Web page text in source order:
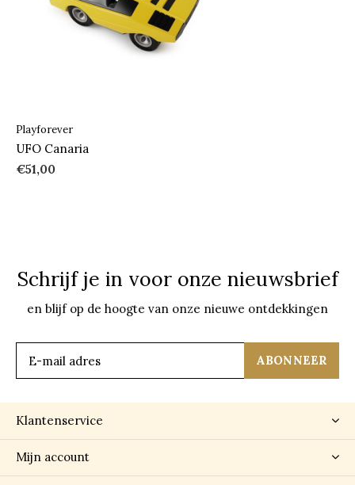
Playforever
UFO Canaria
€51,00
Schrijf je in voor onze nieuwsbrief
en blijf op de hoogte van onze nieuwe ontdekkingen
ABONNEER
Klantenservice
Mijn account